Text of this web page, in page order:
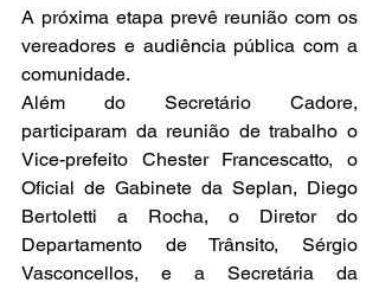
A próxima etapa prevê reunião com os
vereadores e audiência pública com a
comunidade.
Além do Secretário Cadore,
participaram da reunião de trabalho o
Vice-prefeito Chester Francescatto, o
Oficial de Gabinete da Seplan, Diego
Bertoletti a Rocha, o Diretor do
Departamento de Trânsito, Sérgio
Vasconcellos, e a Secretária da